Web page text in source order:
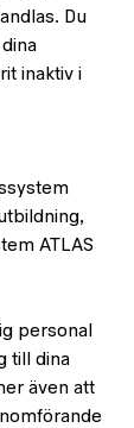
Du
inaktiv i
ATLAS
personal
till dina
även att